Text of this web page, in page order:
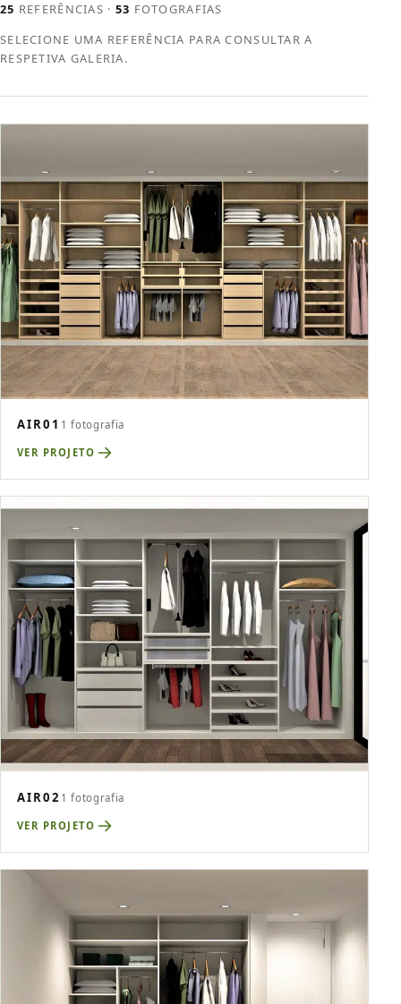
25 REFERÊNCIAS · 53 FOTOGRAFIAS
SELECIONE UMA REFERÊNCIA PARA CONSULTAR A
RESPETIVA GALERIA.
AIR01 1 fotografia
VER PROJETO
AIR02 1 fotografia
VER PROJETO